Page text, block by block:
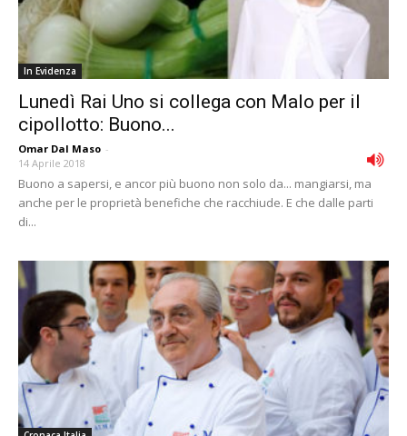
In Evidenza
Lunedì Rai Uno si collega con Malo per il
cipollotto: Buono...
Omar Dal Maso -
14 Aprile 2018
Buono a sapersi, e ancor più buono non solo da... mangiarsi, ma
anche per le proprietà benefiche che racchiude. E che dalle parti
di...